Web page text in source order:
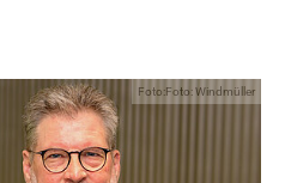
Foto:Foto: Windmüller